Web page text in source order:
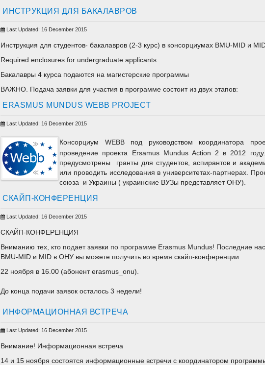
ИНСТРУКЦИЯ ДЛЯ БАКАЛАВРОВ
Last Updated: 16 December 2015
Инструкция для студентов- бакалавров (2-3 курс) в консорциумах BMU-MID и
Required enclosures for undergraduate applicants
Бакалавры 4 курса подаются на магистерские программы
ВАЖНО. Подача заявки для участия в программе состоит из двух этапов:
ERASMUS MUNDUS WEBB PROJECT
Last Updated: 16 December 2015
Консорциум WEBB под руководством координатора
проведение проекта Ersamus Mundus Action 2 в 2012
предусмотрены гранты для студентов, аспирантов и
или проводить исследования в университетах-партнерах.
союза и Украины ( украинские ВУЗы представляет ОНУ).
СКАЙП-КОНФЕРЕНЦИЯ
Last Updated: 16 December 2015
СКАЙП-КОНФЕРЕНЦИЯ
Вниманию тех, кто подает заявки по программе Erasmus Mundus! Последние
BMU-MID и MID в ОНУ вы можете получить во время скайп-конференции
22 ноября в 16.00 (абонент erasmus_onu).
До конца подачи заявок осталось 3 недели!
ИНФОРМАЦИОННАЯ ВСТРЕЧА
Last Updated: 16 December 2015
Внимание! Информационная встреча
14 и 15 ноября состоятся информационные встречи с координатором